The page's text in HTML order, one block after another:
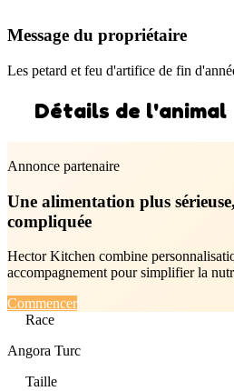
Message du propriétaire
Les petard et feu d'artifice de fin
Détails de l'animal
Annonce partenaire
Une alimentation plus
compliquée
Hector Kitchen combine
accompagnement pour simplifier la
Commencer
Race
Angora Turc
Taille